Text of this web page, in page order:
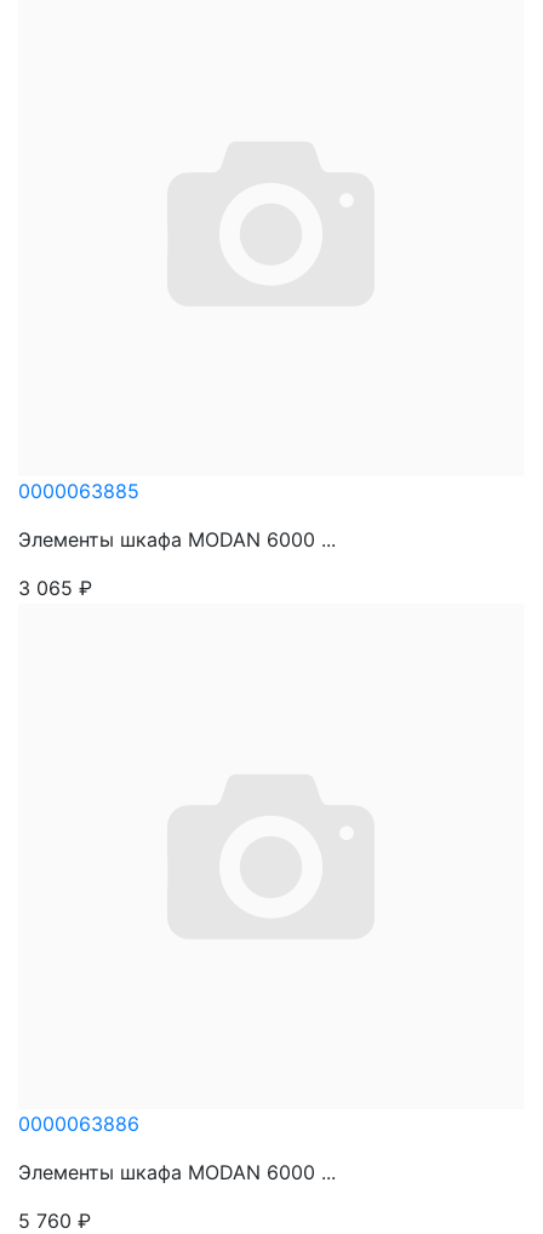
0000063885
Элементы шкафа MODAN 6000 ...
3 065 ₽
0000063886
Элементы шкафа MODAN 6000 ...
5 760 ₽